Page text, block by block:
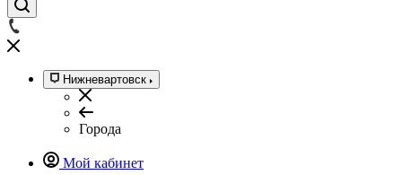
Нижневартовск
Города
Мой кабинет